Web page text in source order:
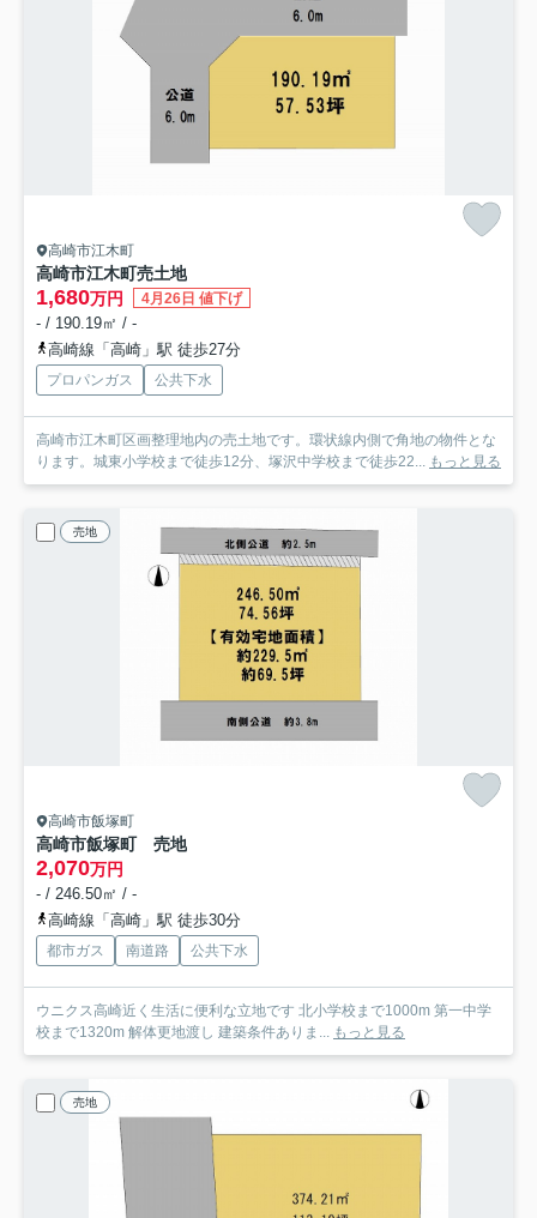
高崎市江木町
高崎市江木町売土地
1,680万円 4月26日 値下げ
- / 190.19㎡ / -
高崎線「高崎」駅 徒歩27分
プロパンガス 公共下水
高崎市江木町区画整理地内の売土地です。環状線内側で角地の物件とな
ります。城東小学校まで徒歩12分、塚沢中学校まで徒歩22... もっと見る
売地
高崎市飯塚町
高崎市飯塚町 売地
2,070万円
- / 246.50㎡ / -
高崎線「高崎」駅 徒歩30分
都市ガス 南道路 公共下水
ウニクス高崎近く生活に便利な立地です 北小学校まで1000m 第一中学
校まで1320m 解体更地渡し 建築条件ありま... もっと見る
売地